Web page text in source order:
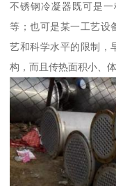
不锈钢冷凝器既可是
等；也可是某一工艺设
艺和科学水平的限制，
构，而且传热面积小、